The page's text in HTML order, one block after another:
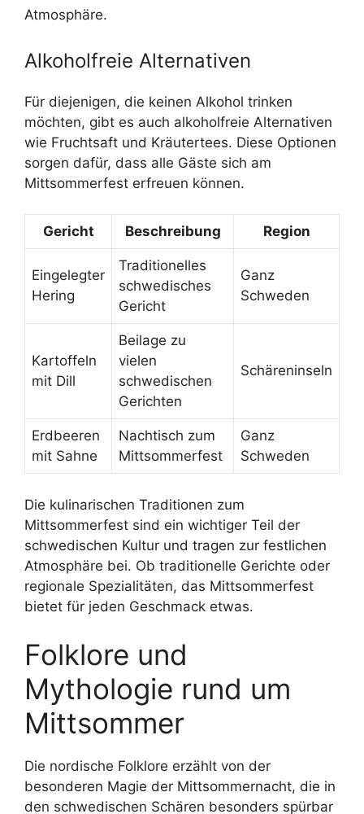
Atmosphäre.
Alkoholfreie Alternativen
Für diejenigen, die keinen Alkohol trinken
möchten, gibt es auch alkoholfreie Alternativen
wie Fruchtsaft und Kräutertees. Diese Optionen
sorgen dafür, dass alle Gäste sich am
Mittsommerfest erfreuen können.
Gericht Beschreibung Region
Eingelegter
Hering
Traditionelles
schwedisches
Gericht
Ganz
Schweden
Kartoffeln
mit Dill
Beilage zu
vielen
schwedischen
Gerichten
Schäreninseln
Erdbeeren
mit Sahne
Nachtisch zum
Mittsommerfest
Ganz
Schweden
Die kulinarischen Traditionen zum
Mittsommerfest sind ein wichtiger Teil der
schwedischen Kultur und tragen zur festlichen
Atmosphäre bei. Ob traditionelle Gerichte oder
regionale Spezialitäten, das Mittsommerfest
bietet für jeden Geschmack etwas.
Folklore und
Mythologie rund um
Mittsommer
Die nordische Folklore erzählt von der
besonderen Magie der Mittsommernacht, die in
den schwedischen Schären besonders spürbar